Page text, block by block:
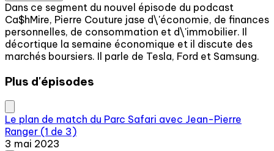
Dans ce segment du nouvel épisode du podcast
Ca$hMire, Pierre Couture jase d\'économie, de finances
personnelles, de consommation et d\'immobilier. Il
décortique la semaine économique et il discute des
marchés boursiers. Il parle de Tesla, Ford et Samsung.
Plus d'épisodes
Le plan de match du Parc Safari avec Jean-Pierre
Ranger (1 de 3)
3 mai 2023